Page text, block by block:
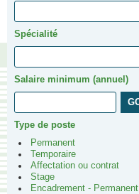
Spécialité
Salaire minimum (annuel)
Type de poste
Permanent
Temporaire
Affectation ou contrat
Stage
Encadrement - Permanent